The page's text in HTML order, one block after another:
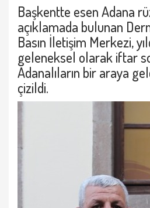
Başkentte esen Adana
açıklamada bulunan
Basın İletişim Merkezi,
geleneksel olarak iftar
Adanalıların bir araya
çizildi.